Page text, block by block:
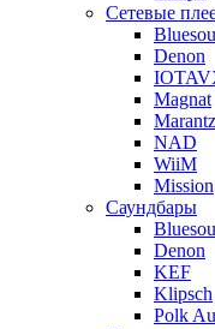
Сетевые
Denon
Magnat
Marantz
NAD
WiiM
Mission
Саундбары
Denon
KEF
Klipsch
Polk